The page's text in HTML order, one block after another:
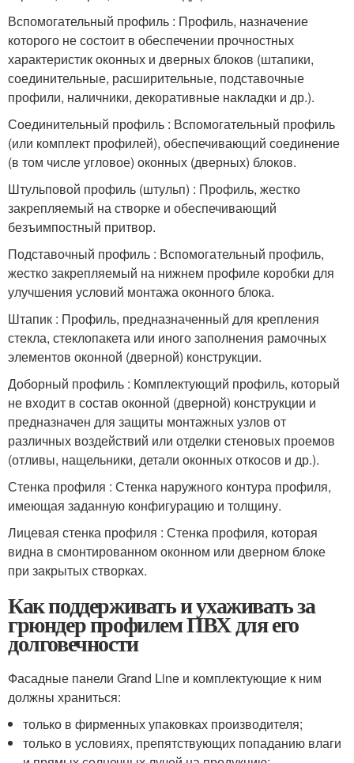
Вспомогательный профиль : Профиль, назначение
которого не состоит в обеспечении прочностных
характеристик оконных и дверных блоков (штапики,
соединительные, расширительные, подставочные
профили, наличники, декоративные накладки и др.).
Соединительный профиль : Вспомогательный профиль
(или комплект профилей), обеспечивающий соединение
(в том числе угловое) оконных (дверных) блоков.
Штульповой профиль (штульп) : Профиль, жестко
закрепляемый на створке и обеспечивающий
безъимпостный притвор.
Подставочный профиль : Вспомогательный профиль,
жестко закрепляемый на нижнем профиле коробки для
улучшения условий монтажа оконного блока.
Штапик : Профиль, предназначенный для крепления
стекла, стеклопакета или иного заполнения рамочных
элементов оконной (дверной) конструкции.
Доборный профиль : Комплектующий профиль, который
не входит в состав оконной (дверной) конструкции и
предназначен для защиты монтажных узлов от
различных воздействий или отделки стеновых проемов
(отливы, нащельники, детали оконных откосов и др.).
Стенка профиля : Стенка наружного контура профиля,
имеющая заданную конфигурацию и толщину.
Лицевая стенка профиля : Стенка профиля, которая
видна в смонтированном оконном или дверном блоке
при закрытых створках.
Как поддерживать и ухаживать за
грюндер профилем ПВХ для его
долговечности
Фасадные панели Grand Line и комплектующие к ним
должны храниться:
только в фирменных упаковках производителя;
только в условиях, препятствующих попаданию влаги